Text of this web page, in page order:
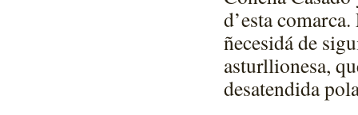
d’esta
ñecesidá de
asturllionesa,
desatendida